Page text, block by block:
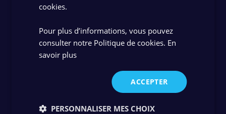
cookies.
Pour plus d’informations, vous pouvez
consulter notre Politique de cookies. En
savoir plus
ACCEPTER
PERSONNALISER MES CHOIX